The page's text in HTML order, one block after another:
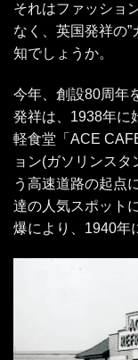
それはファッショ
なく、英国発祥の
知でしょうか。
今年、創設80周年
発祥は、1938年に
軽食堂「ACE
ョン(ガソリンス
う高速道路の起点
達の人気スポット
爆により、1940年